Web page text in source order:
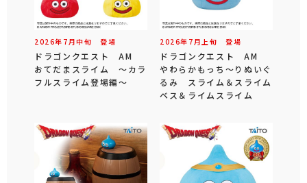
2026年 7 月中旬 登場
ドラゴンクエスト AM
おてだまスライム ～カラ
フルスライム登場編～
2026年 7 月 上旬 登場
ドラゴンクエスト AM
やわらかもっち～りぬいぐ
るみ スライム＆スライム
ベス＆ライムスライム